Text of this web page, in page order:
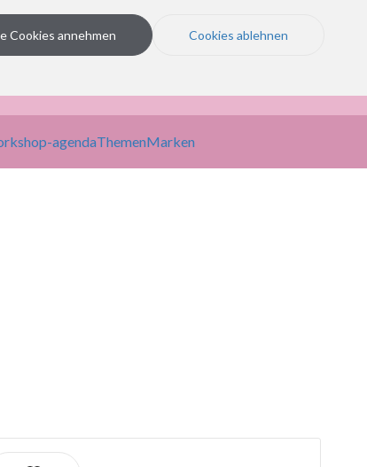
agendaThemenMarken
Cookies annehmen Cookies ablehnen